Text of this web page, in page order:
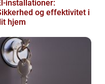
installationer:
og effektivitet i
hjem